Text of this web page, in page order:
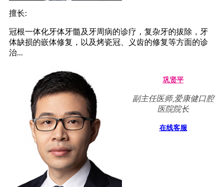
擅长:
冠根一体化牙体牙髓及牙周病的诊疗，复杂牙的拔除，牙
体缺损的嵌体修复，以及烤瓷冠、义齿的修复等方面的诊
治...
巩贤平
副主任医师,爱康健口腔
医院院长
在线客服